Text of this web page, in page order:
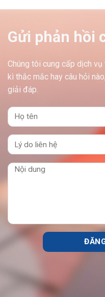
Gửi phản hồi
Chúng tôi cung cấp dịch
kì thắc mắc hay câu hỏi
giải đáp.